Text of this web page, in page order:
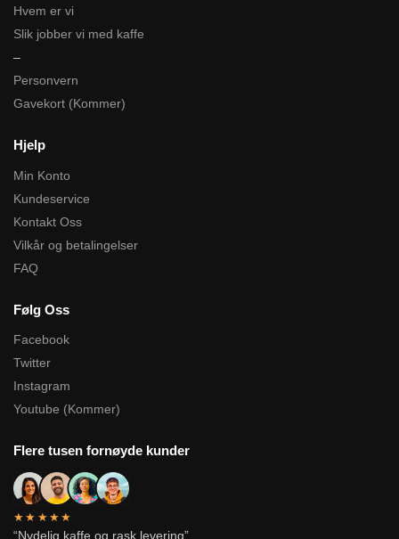
Hvem er vi
Slik jobber vi med kaffe
–
Personvern
Gavekort (Kommer)
Hjelp
Min Konto
Kundeservice
Kontakt Oss
Vilkår og betalingelser
FAQ
Følg Oss
Facebook
Twitter
Instagram
Youtube (Kommer)
Flere tusen fornøyde kunder
★★★★★
“Nydelig kaffe og rask levering”